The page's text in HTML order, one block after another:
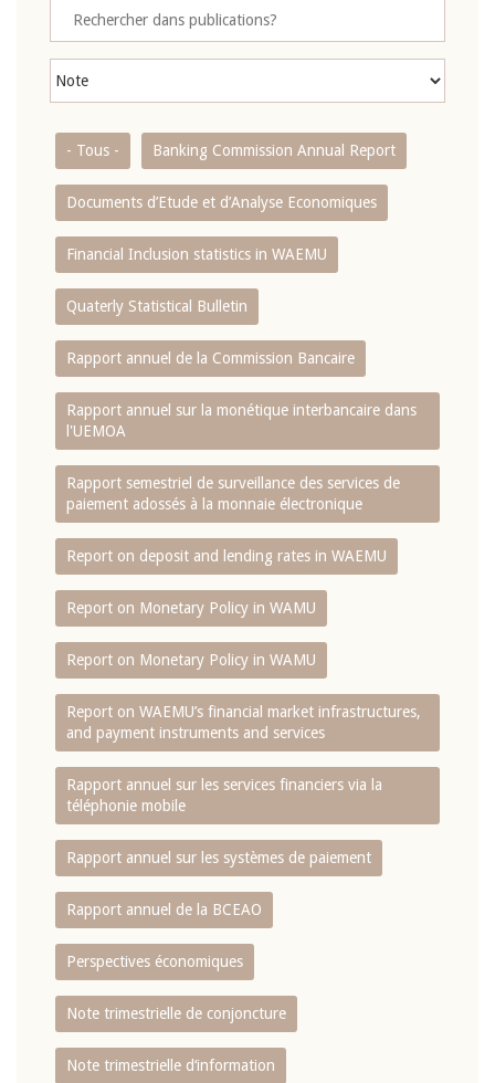
- Tous - Banking Commission Annual Report
Documents d’Etude et d’Analyse Economiques
Financial Inclusion statistics in WAEMU
Quaterly Statistical Bulletin
Rapport annuel de la Commission Bancaire
Rapport annuel sur la monétique interbancaire dans
l'UEMOA
Rapport semestriel de surveillance des services de
paiement adossés à la monnaie électronique
Report on deposit and lending rates in WAEMU
Report on Monetary Policy in WAMU
Report on Monetary Policy in WAMU
Report on WAEMU’s financial market infrastructures,
and payment instruments and services
Rapport annuel sur les services financiers via la
téléphonie mobile
Rapport annuel sur les systèmes de paiement
Rapport annuel de la BCEAO
Perspectives économiques
Note trimestrielle de conjoncture
Note trimestrielle d‘information